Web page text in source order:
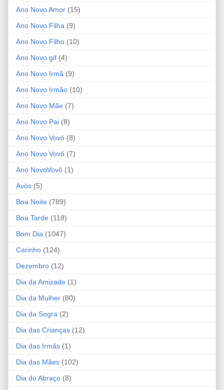
Ano Novo Amor (15)
Ano Novo Filha (9)
Ano Novo Filho (10)
Ano Novo gif (4)
Ano Novo Irmã (9)
Ano Novo Irmão (10)
Ano Novo Mãe (7)
Ano Novo Pai (8)
Ano Novo Vovó (8)
Ano Novo Vovô (7)
Ano NovoVovô (1)
Avós (5)
Boa Noite (789)
Boa Tarde (118)
Bom Dia (1047)
Carinho (124)
Dezembro (12)
Dia da Amizade (1)
Dia da Mulher (80)
Dia da Sogra (2)
Dia das Crianças (12)
Dia das Irmãs (1)
Dia das Mães (102)
Dia do Abraço (8)